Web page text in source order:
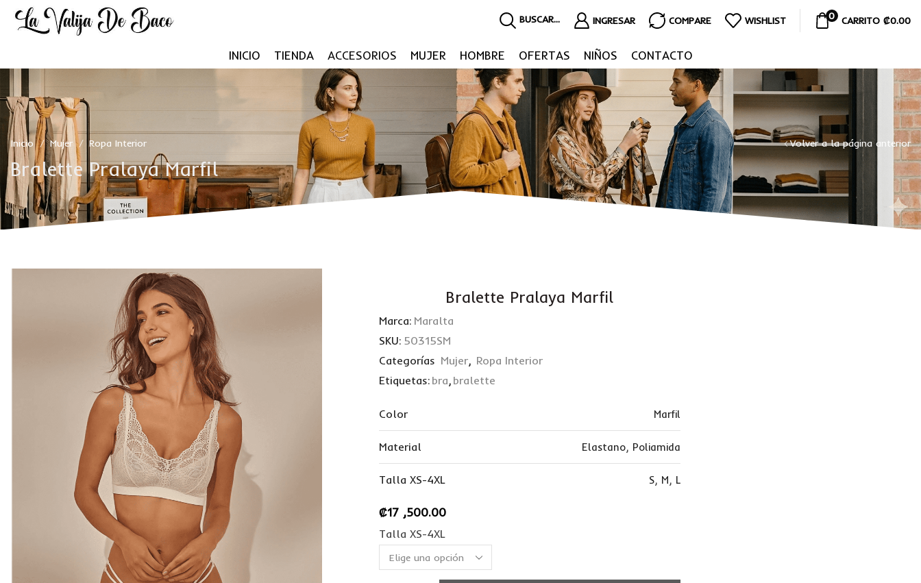
BUSCAR... INGRESAR COMPARE WISHLIST 0 CARRITO ₡0.00
INICIO TIENDA ACCESORIOS MUJER HOMBRE OFERTAS NIÑOS CONTACTO
Inicio / Mujer / Ropa Interior
Bralette Pralaya Marfil
Volver a la página anterior
Bralette Pralaya Marfil
Marca: Maralta
SKU: 50315SM
Categorías Mujer, Ropa Interior
Etiquetas: bra, bralette
Color Marfil
Material Elastano, Poliamida
Talla XS-4XL S, M, L
₡17 ,500.00
Talla XS-4XL